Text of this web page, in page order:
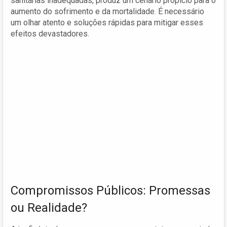
aumento do sofrimento e da mortalidade. É necessário
um olhar atento e soluções rápidas para mitigar esses
efeitos devastadores.
Compromissos Públicos: Promessas
ou Realidade?